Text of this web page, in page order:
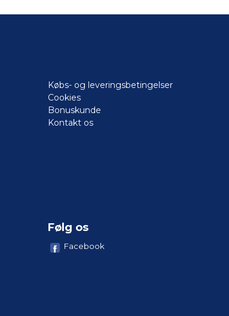
Købs- og leveringsbetingelser
Cookies
Bonuskunde
Kontakt os
Følg os
Facebook